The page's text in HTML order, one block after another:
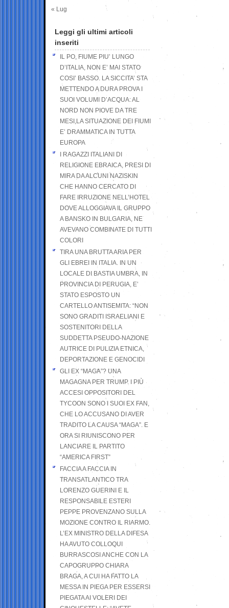
« Lug
Leggi gli ultimi articoli
inseriti
IL PO, FIUME PIU’ LUNGO
D’ITALIA, NON E’ MAI STATO
COSI’ BASSO. LA SICCITA’ STA
METTENDO A DURA PROVA I
SUOI VOLUMI D’ACQUA: AL
NORD NON PIOVE DA TRE
MESI,LA SITUAZIONE DEI FIUMI
E’ DRAMMATICA IN TUTTA
EUROPA
I RAGAZZI ITALIANI DI
RELIGIONE EBRAICA, PRESI DI
MIRA DA ALCUNI NAZISKIN
CHE HANNO CERCATO DI
FARE IRRUZIONE NELL’HOTEL
DOVE ALLOGGIAVA IL GRUPPO
A BANSKO IN BULGARIA, NE
AVEVANO COMBINATE DI TUTTI
COLORI
TIRA UNA BRUTTA ARIA PER
GLI EBREI IN ITALIA. IN UN
LOCALE DI BASTIA UMBRA, IN
PROVINCIA DI PERUGIA, E’
STATO ESPOSTO UN
CARTELLO ANTISEMITA: “NON
SONO GRADITI ISRAELIANI E
SOSTENITORI DELLA
SUDDETTA PSEUDO-NAZIONE
AUTRICE DI PULIZIA ETNICA,
DEPORTAZIONE E GENOCIDI
GLI EX “MAGA”? UNA
MAGAGNA PER TRUMP. I PIÙ
ACCESI OPPOSITORI DEL
TYCOON SONO I SUOI EX FAN,
CHE LO ACCUSANO DI AVER
TRADITO LA CAUSA “MAGA”. E
ORA SI RIUNISCONO PER
LANCIARE IL PARTITO
“AMERICA FIRST”
FACCIA A FACCIA IN
TRANSATLANTICO TRA
LORENZO GUERINI E IL
RESPONSABILE ESTERI
PEPPE PROVENZANO SULLA
MOZIONE CONTRO IL RIARMO.
L’EX MINISTRO DELLA DIFESA
HA AVUTO COLLOQUI
BURRASCOSI ANCHE CON LA
CAPOGRUPPO CHIARA
BRAGA, A CUI HA FATTO LA
MESSA IN PIEGA PER ESSERSI
PIEGATA AI VOLERI DEI